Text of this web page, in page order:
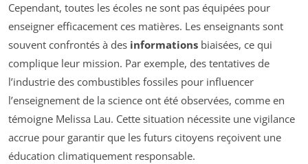
Cependant, toutes les écoles ne sont pas équipées pour
enseigner efficacement ces matières. Les enseignants sont
souvent confrontés à des informations biaisées, ce qui
complique leur mission. Par exemple, des tentatives de
l’industrie des combustibles fossiles pour influencer
l’enseignement de la science ont été observées, comme en
témoigne Melissa Lau. Cette situation nécessite une vigilance
accrue pour garantir que les futurs citoyens reçoivent une
éducation climatiquement responsable.